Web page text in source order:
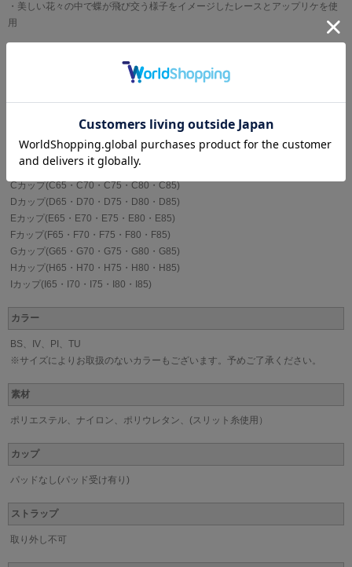
・美しい花々の中で蝶が飛び交う様子をイメージしたレースとアップリケを使
用
サイズ
Bカップ(B65・B70・B75・B80・B85)
Cカップ(C65・C70・C75・C80・C85)
Dカップ(D65・D70・D75・D80・D85)
Eカップ(E65・E70・E75・E80・E85)
Fカップ(F65・F70・F75・F80・F85)
Gカップ(G65・G70・G75・G80・G85)
Hカップ(H65・H70・H75・H80・H85)
Iカップ(I65・I70・I75・I80・I85)
カラー
BS、IV、PI、TU
※サイズによりお取扱のないカラーもございます。予めご了承ください。
素材
ポリエステル、ナイロン、ポリウレタン、(スリット糸使用）
カップ
パッドなし(パッド受け有り)
ストラップ
取り外し不可